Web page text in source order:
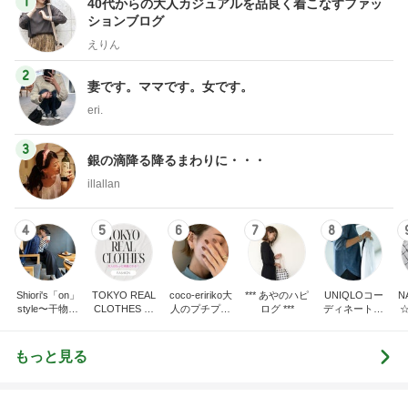
40代からの大人カジュアルを品良く着こなすファッ
ションブログ
えりん
2
妻です。ママです。女です。
eri.
3
銀の滴降る降るまわりに・・・
illallan
4
Shiori's「on」
style〜干物女
5
TOKYO REAL
CLOTHES 大
6
coco-eririko大
人のプチプラ
7
*** あやのハピ
ログ ***
8
UNIQLOコー
ディネート日
もっと見る